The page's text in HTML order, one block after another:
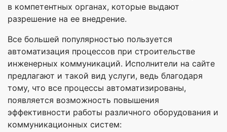
в компетентных органах, которые выдают
разрешение на ее внедрение.
Все большей популярностью пользуется
автоматизация процессов при строительстве
инженерных коммуникаций. Исполнители на сайте
предлагают и такой вид услуги, ведь благодаря
тому, что все процессы автоматизированы,
появляется возможность повышения
эффективности работы различного оборудования и
коммуникационных систем: